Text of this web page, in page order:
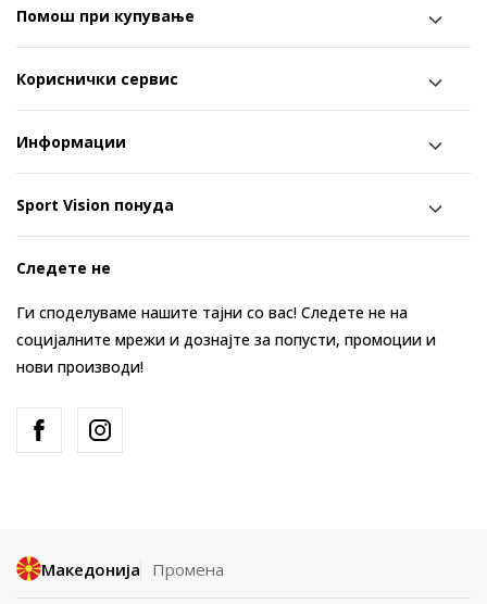
Помош при купување
Кориснички сервис
Информации
Sport Vision понуда
Следете не
Ги споделуваме нашите тајни со вас! Следете не на
социјалните мрежи и дознајте за попусти, промоции и
нови производи!
Македонија Промена